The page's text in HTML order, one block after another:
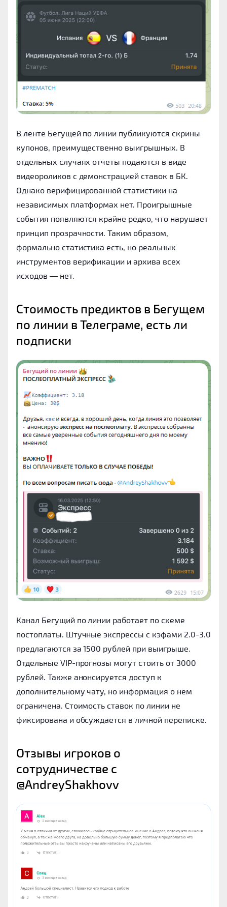
В ленте Бегущей по линии публикуются скрины
купонов, преимущественно выигрышных. В
отдельных случаях отчеты подаются в виде
видеороликов с демонстрацией ставок в БК.
Однако верифицированной статистики на
независимых платформах нет. Проигрышные
события появляются крайне редко, что нарушает
принцип прозрачности. Таким образом,
формально статистика есть, но реальных
инструментов верификации и архива всех
исходов — нет.
Стоимость предиктов в Бегущем
по линии в Телеграме, есть ли
подписки
Канал Бегущий по линии работает по схеме
постоплаты. Штучные экспрессы с кэфами 2.0-3.0
предлагаются за 1500 рублей при выигрыше.
Отдельные VIP-прогнозы могут стоить от 3000
рублей. Также анонсируется доступ к
дополнительному чату, но информация о нем
ограничена. Стоимость ставок по линии не
фиксирована и обсуждается в личной переписке.
Отзывы игроков о
сотрудничестве с
@AndreyShakhovv